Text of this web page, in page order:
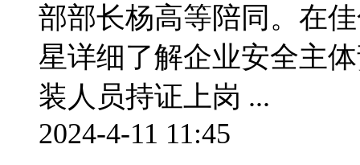
部部长杨高等陪同。在
星详细了解企业安全主
装人员持证上岗 ...
2024-4-11 11:45